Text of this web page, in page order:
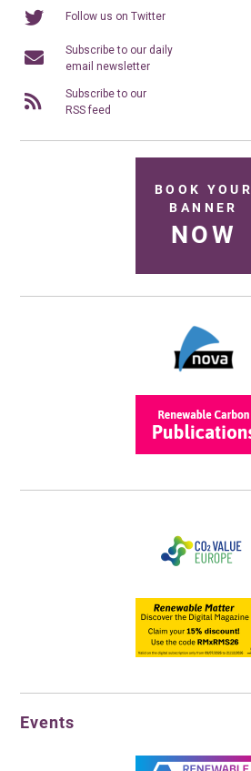
Follow us on Twitter
Subscribe to our daily
email newsletter
Subscribe to our
RSS feed
BOOK YOUR
BANNER
NOW
Events